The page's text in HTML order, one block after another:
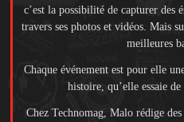
c’est la possibilité de capturer des
travers ses photos et vidéos. Mais
meilleures
Chaque événement est pour elle
histoire, qu’elle essaie
Chez Technomag, Malo rédige